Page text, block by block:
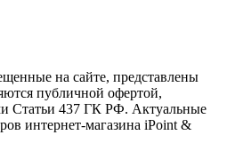
на сайте, представлены
публичной офертой,
Статьи 437 ГК РФ. Актуальные
интернет-магазина iPoint &